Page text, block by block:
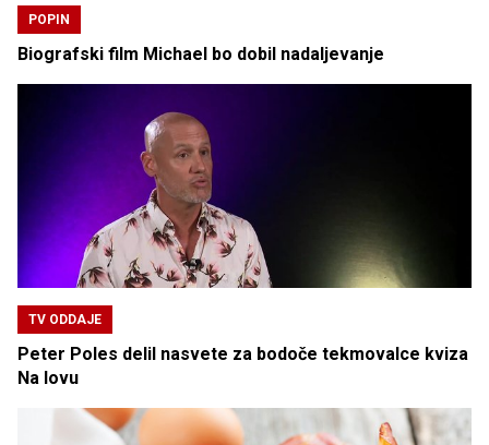
POPIN
Biografski film Michael bo dobil nadaljevanje
TV ODDAJE
Peter Poles delil nasvete za bodoče tekmovalce kviza
Na lovu